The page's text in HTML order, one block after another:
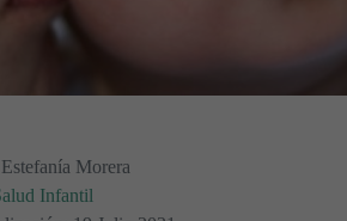
Estefanía Morera
Infantil